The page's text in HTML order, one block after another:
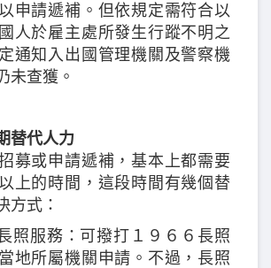
申請遞補。但依規定需符合以
人於雇主處所發生行蹤不明之
通知入出國管理機關及警察機
未查獲。
替代人力
募或申請遞補，基本上都需要
上的時間，這段時間有幾個替
方式：
照服務：可撥打１９６６長照
地所屬機關申請。不過，長照